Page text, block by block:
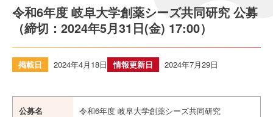
令和6年度 岐阜大学創薬シーズ共同研究 公募
（締切：2024年5月31日(金) 17:00）
掲載日 2024年4月18日 情報更新日 2024年7月29日
公募名 令和6年度 岐阜大学創薬シーズ共同研究